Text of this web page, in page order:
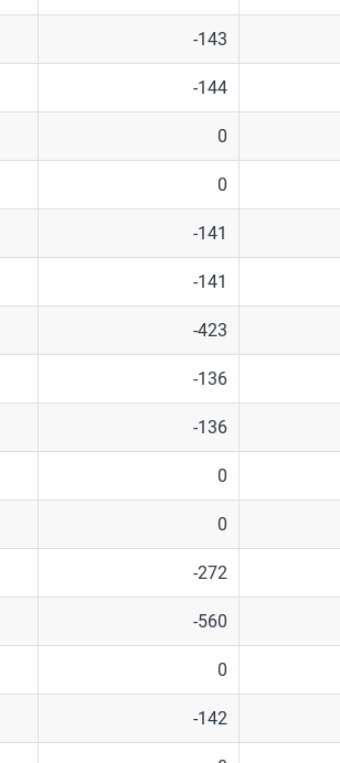
-143
-144
0
0
-141
-141
-423
-136
-136
0
0
-272
-560
0
-142